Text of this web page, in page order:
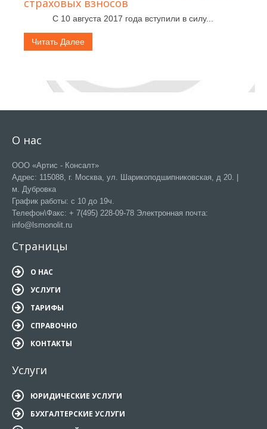
страховых взносов
С 10 августа 2017 года вступили в силу...
Читать Далее
О нас
ООО «Артис - Консалт»
Адрес: 115088, г. Москва, ул. Шарикоподшипниковская, д 20. |
м. Дубровка
График работы: с 10 до 19ч.
Телефон\Факс: + 7(495) 228-09-78 Электронная почта:
info@lsmonolit.ru
Страницы
О НАС
УСЛУГИ
ТАРИФЫ
СПРАВОЧНО
КОНТАКТЫ
Услуги
ЮРИДИЧЕСКИЕ УСЛУГИ
БУХГАЛТЕРСКИЕ УСЛУГИ